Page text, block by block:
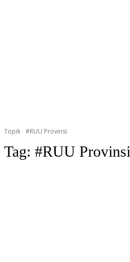
Topik #RUU Provinsi
Tag: #RUU Provinsi